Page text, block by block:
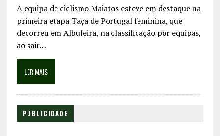
A equipa de ciclismo Maiatos esteve em destaque na
primeira etapa Taça de Portugal feminina, que
decorreu em Albufeira, na classificação por equipas,
ao sair…
LER MAIS
PUBLICIDADE